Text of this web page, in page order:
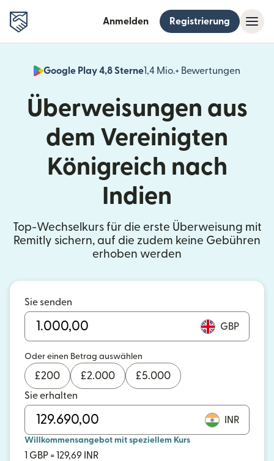
Anmelden Registrierung
Google Play 4,8 Sterne1,4 Mio.+ Bewertungen
Überweisungen aus
dem Vereinigten
Königreich nach
Indien
Top-Wechselkurs für die erste Überweisung mit
Remitly sichern, auf die zudem keine Gebühren
erhoben werden
Sie senden
GBP
Oder einen Betrag auswählen
£200 £2.000 £5.000
Sie erhalten
INR
Willkommensangebot mit speziellem Kurs
1 GBP = 129,69 INR